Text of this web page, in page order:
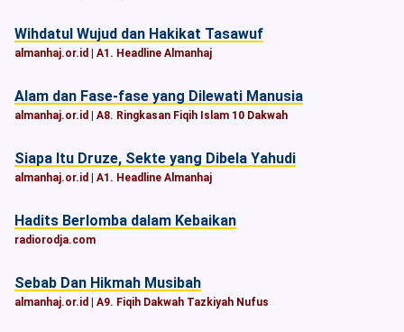
Wihdatul Wujud dan Hakikat Tasawuf
almanhaj.or.id A1. Headline Almanhaj
Alam dan Fase-fase yang Dilewati Manusia
almanhaj.or.id A8. Ringkasan Fiqih Islam 10 Dakwah
Siapa Itu Druze, Sekte yang Dibela Yahudi
almanhaj.or.id A1. Headline Almanhaj
Hadits Berlomba dalam Kebaikan
radiorodja.com
Sebab Dan Hikmah Musibah
almanhaj.or.id A9. Fiqih Dakwah Tazkiyah Nufus